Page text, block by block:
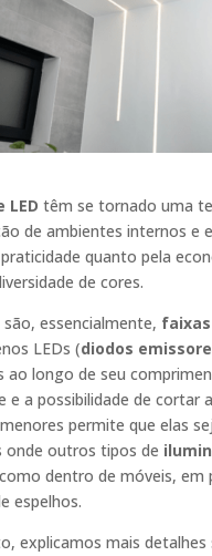
LED têm se tornado uma
de ambientes internos e
quanto pela
de cores.
essencialmente,
LEDs (diodos
ao longo de seu
e a possibilidade de cortar
permite que elas
onde outros tipos de
dentro de móveis, em
espelhos.
explicamos mais detalhes